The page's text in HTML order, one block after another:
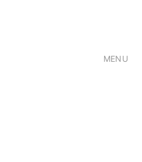
MENU